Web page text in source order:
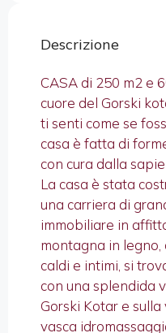
Descrizione
CASA di 250 m2 e
cuore del Gorski
ti senti come se
casa è fatta di
con cura dalla
La casa è stata
una carriera di
immobiliare in
montagna in
caldi e intimi, si
con una splendida
Gorski Kotar e
vasca